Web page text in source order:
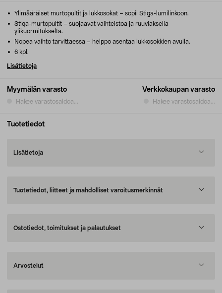
Myymälän varasto
Hakee varastosaldoa...
Verkkokaupan varasto
Hakee varastosaldoa...
Ylimääräiset murtopultit ja lukkosokat – sopii Stiga-lumilinkoon.
Stiga-murtopultit – suojaavat vaihteistoa ja ruuviakselia
ylikuormitukselta.
Nopea vaihto tarvittaessa – helppo asentaa lukkosokkien avulla.
6 kpl.
Lisätietoja
Tuotetiedot
Lisätietoja
Tuotetiedot, liitteet ja mahdolliset varoitusmerkinnät
Ostotiedot, toimitukset ja palautukset
Arvostelut